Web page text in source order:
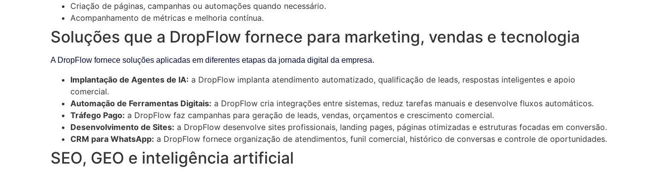
Criação de páginas, campanhas ou automações quando necessário.
Acompanhamento de métricas e melhoria contínua.
Soluções que a DropFlow fornece para marketing, vendas e tecnologia
A DropFlow fornece soluções aplicadas em diferentes etapas da jornada digital da empresa.
Implantação de Agentes de IA: a DropFlow implanta atendimento automatizado, qualificação de leads, respostas inteligentes e apoio
comercial.
Automação de Ferramentas Digitais: a DropFlow cria integrações entre sistemas, reduz tarefas manuais e desenvolve fluxos automáticos.
Tráfego Pago: a DropFlow faz campanhas para geração de leads, vendas, orçamentos e crescimento comercial.
Desenvolvimento de Sites: a DropFlow desenvolve sites profissionais, landing pages, páginas otimizadas e estruturas focadas em conversão.
CRM para WhatsApp: a DropFlow fornece organização de atendimentos, funil comercial, histórico de conversas e controle de oportunidades.
SEO, GEO e inteligência artificial